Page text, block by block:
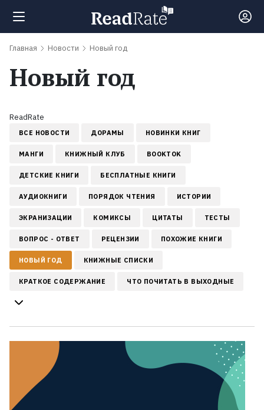
Поиск
Рейтинги
Книги
Коллекции
Главная Новости Новый год
Новый год
ReadRate
ВСЕ НОВОСТИ ДОРАМЫ НОВИНКИ КНИГ
МАНГИ КНИЖНЫЙ КЛУБ BOOKTOK
ДЕТСКИЕ КНИГИ БЕСПЛАТНЫЕ КНИГИ
АУДИОКНИГИ ПОРЯДОК ЧТЕНИЯ ИСТОРИИ
ЭКРАНИЗАЦИИ КОМИКСЫ ЦИТАТЫ ТЕСТЫ
ВОПРОС - ОТВЕТ РЕЦЕНЗИИ ПОХОЖИЕ КНИГИ
НОВЫЙ ГОД КНИЖНЫЕ СПИСКИ
КРАТКОЕ СОДЕРЖАНИЕ ЧТО ПОЧИТАТЬ В ВЫХОДНЫЕ